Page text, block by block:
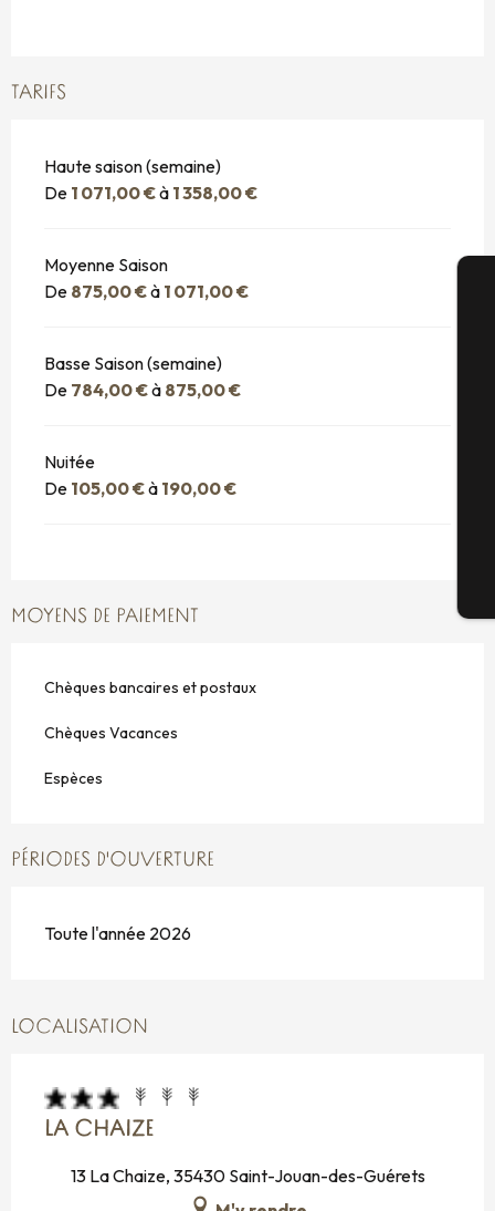
TARIFS
Haute saison (semaine)
De 1 071,00 €à 1 358,00 €
Moyenne Saison
De 875,00 €à 1 071,00 €
Basse Saison (semaine)
De 784,00 €à 875,00 €
Nuitée
De 105,00 €à 190,00 €
MOYENS DE PAIEMENT
Chèques bancaires et postaux
Chèques Vacances
Espèces
PÉRIODES D'OUVERTURE
Toute l'année 2026
LOCALISATION
LA CHAIZE
13 La Chaize, 35430 Saint-Jouan-des-Guérets